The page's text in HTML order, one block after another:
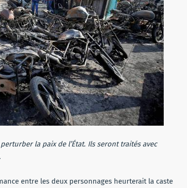
la paix de l’État. Ils seront traités avec
entre les deux personnages heurterait la caste